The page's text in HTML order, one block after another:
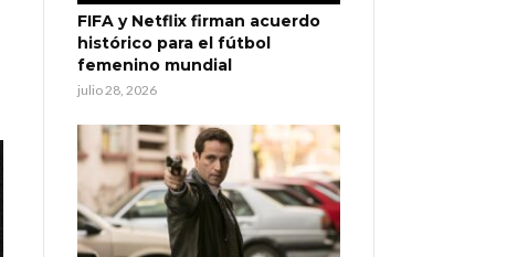
FIFA y Netflix firman acuerdo
histórico para el fútbol
femenino mundial
julio 28, 2026